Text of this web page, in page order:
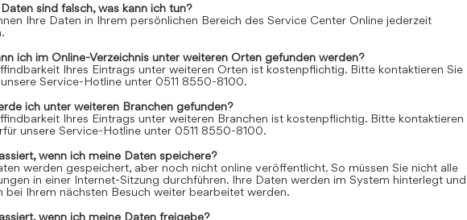
sind falsch, was kann ich tun?
Ihre Daten in Ihrem persönlichen Bereich des Service Center Online jederzeit
ich im Online-Verzeichnis unter weiteren Orten gefunden werden?
Ihres Eintrags unter weiteren Orten ist kostenpflichtig. Bitte kontaktieren Sie
Service-Hotline unter 0511 8550-8100.
ich unter weiteren Branchen gefunden?
Ihres Eintrags unter weiteren Branchen ist kostenpflichtig. Bitte kontaktieren
unsere Service-Hotline unter 0511 8550-8100.
wenn ich meine Daten speichere?
werden gespeichert, aber noch nicht online veröffentlicht. So müssen Sie nicht alle
in einer Internet-Sitzung durchführen. Ihre Daten werden im System hinterlegt und
bei Ihrem nächsten Besuch weiter bearbeitet werden.
wenn ich meine Daten freigebe?